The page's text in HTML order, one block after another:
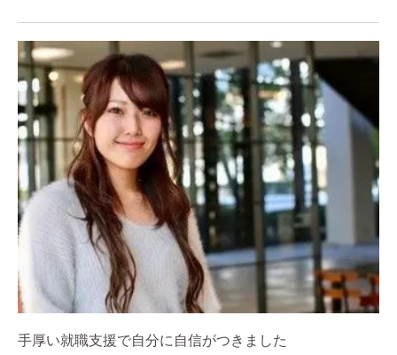
手厚い就職支援で自分に自信がつきました